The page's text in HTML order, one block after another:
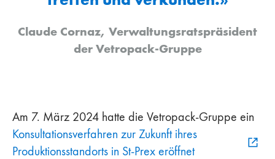
Claude Cornaz, Verwaltungsratspräsident
der Vetropack-Gruppe
Am 7. März 2024 hatte die Vetropack-Gruppe ein
Konsultationsverfahren zur Zukunft ihres
Produktionsstandorts in St-Prex eröffnet